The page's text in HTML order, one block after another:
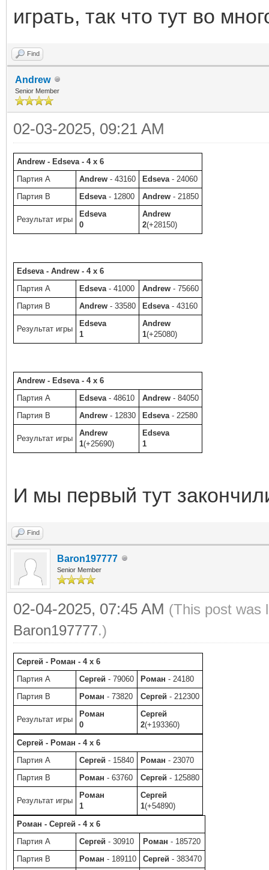
играть, так что тут во
Find
Andrew
Senior Member
02-03-2025, 09:21 AM
Andrew - Edseva - 4 x 6
Партия A
Andrew - 43160 Edseva - 24060
Партия B
Edseva - 12800 Andrew - 21850
Результат игры
Edseva
0
Andrew
2(+28150)
Edseva - Andrew - 4 x 6
Партия A
Edseva - 41000 Andrew - 75660
Партия B
Andrew - 33580 Edseva - 43160
Результат игры
Edseva
1
Andrew
1(+25080)
Andrew - Edseva - 4 x 6
Партия A
Edseva - 48610 Andrew - 84050
Партия B
Andrew - 12830 Edseva - 22580
Результат игры
Andrew
1(+25690)
Edseva
1
И мы первый тут
Find
Baron197777
Senior Member
02-04-2025, 07:45 AM (This post was
Baron197777.)
Сергей - Роман - 4 x 6
Партия A
Сергей - 79060 Роман - 24180
Партия B
Роман - 73820 Сергей - 212300
Результат игры
Роман
0
Сергей
2(+193360)
Сергей - Роман - 4 x 6
Партия A
Сергей - 15840 Роман - 23070
Партия B
Роман - 63760 Сергей - 125880
Результат игры
Роман
1
Сергей
1(+54890)
Роман - Сергей - 4 x 6
Партия A
Сергей - 30910 Роман - 185720
Партия B
Роман - 189110 Сергей - 383470